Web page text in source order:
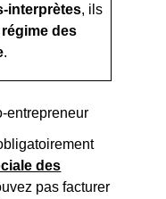
interprètes, ils
régime des
.
entrepreneur
des
pas facturer